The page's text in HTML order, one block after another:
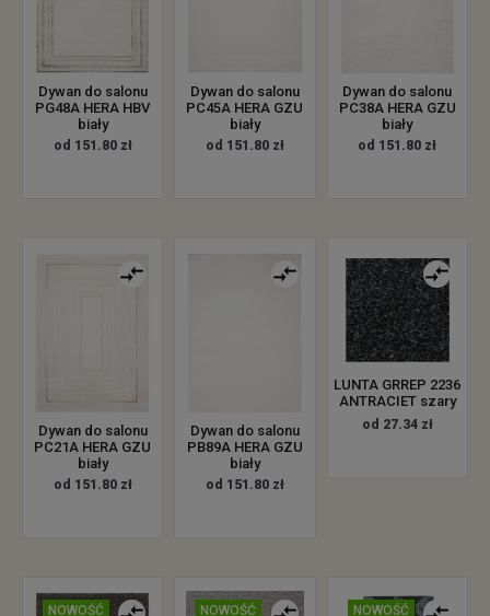
Dywan do salonu
PG48A HERA HBV
biały
od 151.80 zł
Dywan do salonu
PC45A HERA GZU
biały
od 151.80 zł
Dywan do salonu
PC38A HERA GZU
biały
od 151.80 zł
Dywan do salonu
PC21A HERA GZU
biały
od 151.80 zł
Dywan do salonu
PB89A HERA GZU
biały
od 151.80 zł
LUNTA GRREP 2236
ANTRACIET szary
od 27.34 zł
NOWOŚĆ NOWOŚĆ NOWOŚĆ